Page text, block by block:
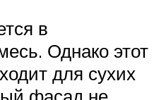
в
Однако этот
для сухих